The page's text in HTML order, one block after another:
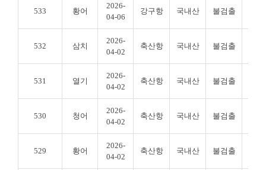
533 황어
2026-
04-06
강구항 국내산 불검출
532 삼치
2026-
04-02
축산항 국내산 불검출
531 열기
2026-
04-02
축산항 국내산 불검출
530 청어
2026-
04-02
축산항 국내산 불검출
529 황어
2026-
04-02
축산항 국내산 불검출